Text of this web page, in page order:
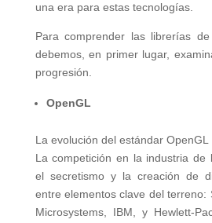
una era para estas tecnologías.
Para comprender las librerías
debemos, en primer lugar,
progresión.
OpenGL
La evolución del estándar OpenGL
La competición en la industria de
el secretismo y la creación de
entre elementos clave del terreno:
Microsystems, IBM, y Hewlett-